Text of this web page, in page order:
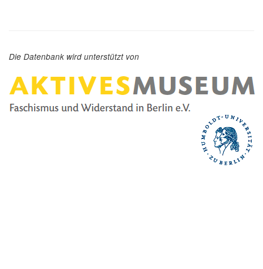
Die Datenbank wird unterstützt von